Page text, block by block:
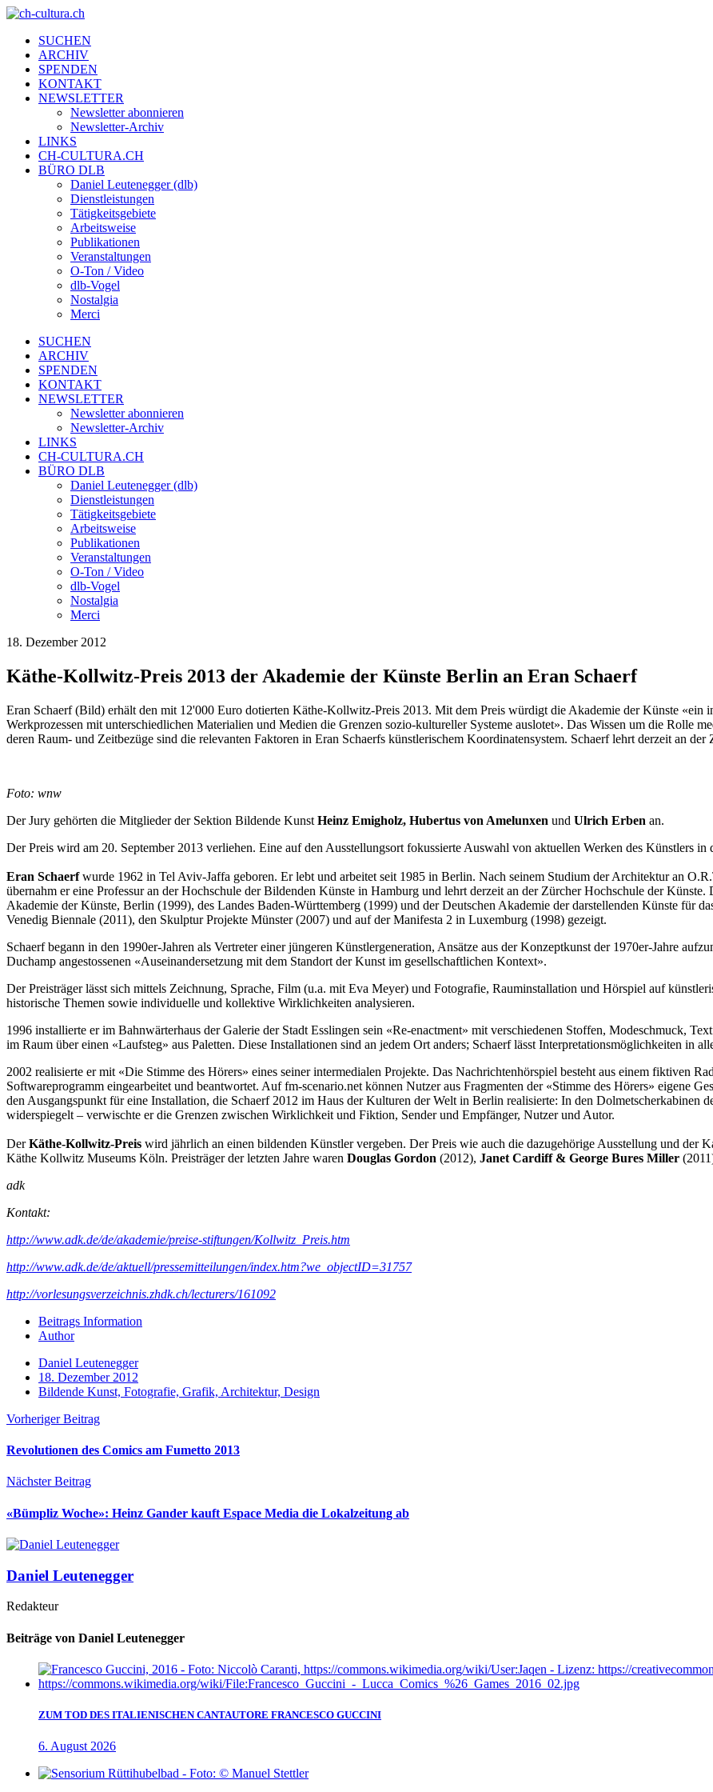
SUCHEN
ARCHIV
SPENDEN
KONTAKT
NEWSLETTER
Newsletter abonnieren
Newsletter-Archiv
LINKS
CH-CULTURA.CH
BÜRO DLB
Daniel Leutenegger (dlb)
Dienstleistungen
Tätigkeitsgebiete
Arbeitsweise
Publikationen
Veranstaltungen
O-Ton / Video
dlb-Vogel
Nostalgia
Merci
SUCHEN
ARCHIV
SPENDEN
KONTAKT
NEWSLETTER
Newsletter abonnieren
Newsletter-Archiv
LINKS
CH-CULTURA.CH
BÜRO DLB
Daniel Leutenegger (dlb)
Dienstleistungen
Tätigkeitsgebiete
Arbeitsweise
Publikationen
Veranstaltungen
O-Ton / Video
dlb-Vogel
Nostalgia
Merci
18. Dezember 2012
Käthe-Kollwitz-Preis 2013 der Akademie der Künste Berlin an Eran Schaerf
Eran Schaerf (Bild) erhält den mit 12'000 Euro dotierten Käthe-Kollwitz-Preis 2013. Mit dem Preis würdigt die Akademie der Künste «ein
Werkprozessen mit unterschiedlichen Materialien und Medien die Grenzen sozio-kultureller Systeme auslotet». Das Wissen um die Rolle
deren Raum- und Zeitbezüge sind die relevanten Faktoren in Eran Schaerfs künstlerischem Koordinatensystem. Schaerf lehrt derzeit an
Foto: wnw
Der Jury gehörten die Mitglieder der Sektion Bildende Kunst Heinz Emigholz, Hubertus von Amelunxen und Ulrich Erben an.
Der Preis wird am 20. September 2013 verliehen. Eine auf den Ausstellungsort fokussierte Auswahl von aktuellen Werken des Künstlers in
Eran Schaerfwurde 1962 in Tel Aviv-Jaffa geboren. Er lebt und arbeitet seit 1985 in Berlin. Nach seinem Studium der Architektur an
übernahm er eine Professur an der Hochschule der Bildenden Künste in Hamburg und lehrt derzeit an der Zürcher Hochschule der
Akademie der Künste, Berlin (1999), des Landes Baden-Württemberg (1999) und der Deutschen Akademie der darstellenden Künste für
Venedig Biennale (2011), den Skulptur Projekte Münster (2007) und auf der Manifesta 2 in Luxemburg (1998) gezeigt.
Schaerf begann in den 1990er-Jahren als Vertreter einer jüngeren Künstlergeneration, Ansätze aus der Konzeptkunst der 1970er-Jahre
Duchamp angestossenen «Auseinandersetzung mit dem Standort der Kunst im gesellschaftlichen Kontext».
Der Preisträger lässt sich mittels Zeichnung, Sprache, Film (u.a. mit Eva Meyer) und Fotografie, Rauminstallation und Hörspiel auf
historische Themen sowie individuelle und kollektive Wirklichkeiten analysieren.
1996 installierte er im Bahnwärterhaus der Galerie der Stadt Esslingen sein «Re-enactment» mit verschiedenen Stoffen, Modeschmuck,
im Raum über einen «Laufsteg» aus Paletten. Diese Installationen sind an jedem Ort anders; Schaerf lässt Interpretationsmöglichkeiten in
2002 realisierte er mit «Die Stimme des Hörers» eines seiner intermedialen Projekte. Das Nachrichtenhörspiel besteht aus einem fiktiven
Softwareprogramm eingearbeitet und beantwortet. Auf fm-scenario.net können Nutzer aus Fragmenten der «Stimme des Hörers» eigene
den Ausgangspunkt für eine Installation, die Schaerf 2012 im Haus der Kulturen der Welt in Berlin realisierte: In den Dolmetscherkabinen
widerspiegelt – verwischte er die Grenzen zwischen Wirklichkeit und Fiktion, Sender und Empfänger, Nutzer und Autor.
DerKäthe-Kollwitz-Preis wird jährlich an einen bildenden Künstler vergeben. Der Preis wie auch die dazugehörige Ausstellung und der
Käthe Kollwitz Museums Köln. Preisträger der letzten Jahre waren Douglas Gordon (2012), Janet Cardiff & George Bures Miller
adk
Kontakt:
http://www.adk.de/de/akademie/preise-stiftungen/Kollwitz_Preis.htm
http://www.adk.de/de/aktuell/pressemitteilungen/index.htm?we_objectID=31757
http://vorlesungsverzeichnis.zhdk.ch/lecturers/161092
Beitrags Information
Author
Daniel Leutenegger
18. Dezember 2012
Bildende Kunst, Fotografie, Grafik, Architektur, Design
Vorheriger Beitrag
Revolutionen des Comics am Fumetto 2013
Nächster Beitrag
«Bümpliz Woche»: Heinz Gander kauft Espace Media die Lokalzeitung ab
Daniel Leutenegger
Redakteur
Beiträge von Daniel Leutenegger
ZUM TOD DES ITALIENISCHEN CANTAUTORE FRANCESCO GUCCINI
6. August 2026